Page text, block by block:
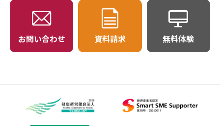
お問い合わせ 資料請求 無料体験